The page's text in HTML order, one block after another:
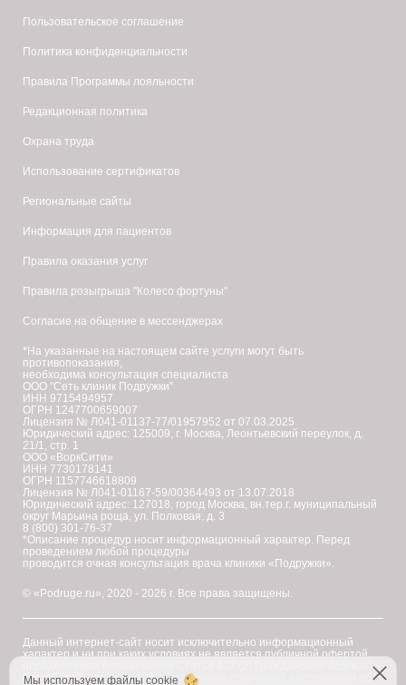
Пользовательское соглашение
Политика конфиденциальности
Правила Программы лояльности
Редакционная политика
Охрана труда
Использование сертификатов
Региональные сайты
Информация для пациентов
Правила оказания услуг
Правила розыгрыша "Колесо фортуны"
Согласие на общение в мессенджерах
*На указанные на настоящем сайте услуги могут быть
противопоказания,
необходима консультация специалиста
ООО "Сеть клиник Подружки"
ИНН 9715494957
ОГРН 1247700659007
Лицензия № Л041-01137-77/01957952 от 07.03.2025
Юридический адрес: 125009, г. Москва, Леонтьевский переулок, д.
21/1, стр. 1
ООО «ВоркСити»
ИНН 7730178141
ОГРН 1157746618809
Лицензия № Л041-01167-59/00364493 от 13.07.2018
Юридический адрес: 127018, город Москва, вн.тер.г. муниципальный
округ Марьина роща, ул. Полковая, д. 3
8 (800) 301-76-37
*Описание процедур носит информационный характер. Перед
проведением любой процедуры
проводится очная консультация врача клиники «Подружки».
© «Podruge.ru», 2020 - 2026 г. Все права защищены.
Данный интернет-сайт носит исключительно информационный
характер и ни при каких условиях не является публичной офертой,
Российской Федерации. Для получения подробной информации об
Мы используем файлы cookie